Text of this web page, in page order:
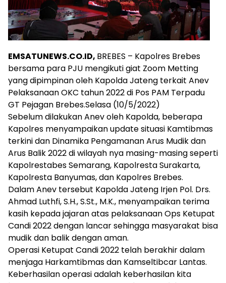
EMSATUNEWS.CO.ID, BREBES – Kapolres Brebes
bersama para PJU mengikuti giat Zoom Metting
yang dipimpinan oleh Kapolda Jateng terkait Anev
Pelaksanaan OKC tahun 2022 di Pos PAM Terpadu
GT Pejagan Brebes.Selasa (10/5/2022)
Sebelum dilakukan Anev oleh Kapolda, beberapa
Kapolres menyampaikan update situasi Kamtibmas
terkini dan Dinamika Pengamanan Arus Mudik dan
Arus Balik 2022 di wilayah nya masing-masing seperti
Kapolrestabes Semarang, Kapolresta Surakarta,
Kapolresta Banyumas, dan Kapolres Brebes.
Dalam Anev tersebut Kapolda Jateng Irjen Pol. Drs.
Ahmad Luthfi, S.H., S.St., M.K., menyampaikan terima
kasih kepada jajaran atas pelaksanaan Ops Ketupat
Candi 2022 dengan lancar sehingga masyarakat bisa
mudik dan balik dengan aman.
Operasi Ketupat Candi 2022 telah berakhir dalam
menjaga Harkamtibmas dan Kamseltibcar Lantas.
Keberhasilan operasi adalah keberhasilan kita